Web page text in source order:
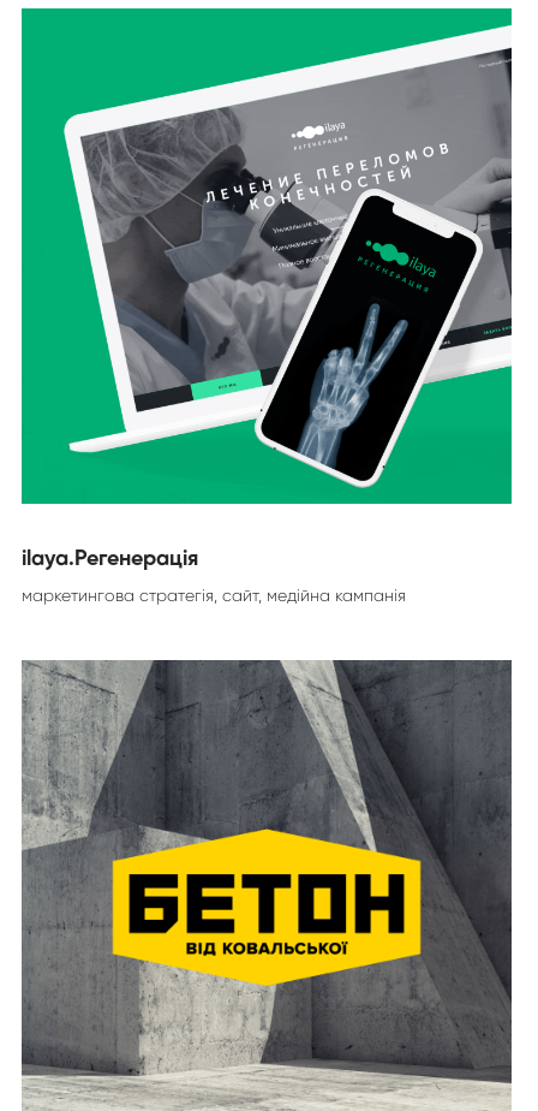
ilaya.Регенерація
маркетингова стратегія, сайт, медійна кампанія